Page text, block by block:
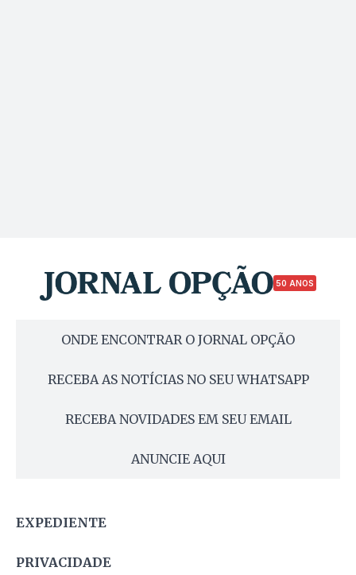
50 ANOS
ONDE ENCONTRAR O JORNAL OPÇÃO
RECEBA AS NOTÍCIAS NO SEU WHATSAPP
RECEBA NOVIDADES EM SEU EMAIL
ANUNCIE AQUI
EXPEDIENTE
PRIVACIDADE